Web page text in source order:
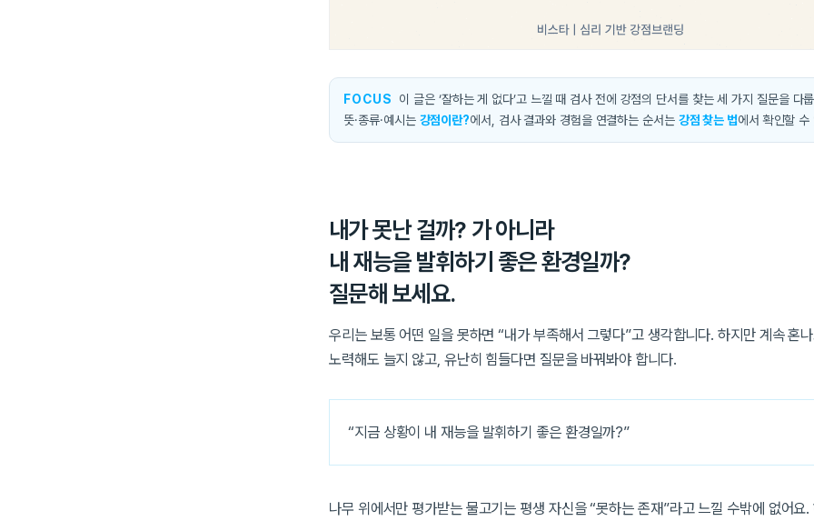
FOCUS 이 글은 ‘잘하는 게 없다’고 느낄 때 검사 전에 강점의 단서를 찾는 세 가지 질문을 다
뜻·종류·예시는 강점이란?에서, 검사 결과와 경험을 연결하는 순서는 강점 찾는 법에서 확인할 수
내가 못난 걸까? 가 아니라
내 재능을 발휘하기 좋은 환경일까?
질문해 보세요.
우리는 보통 어떤 일을 못하면 “내가 부족해서 그렇다”고 생각합니다. 하지만 계속 혼
노력해도 늘지 않고, 유난히 힘들다면 질문을 바꿔봐야 합니다.
“지금 상황이 내 재능을 발휘하기 좋은 환경일까?”
나무 위에서만 평가받는 물고기는 평생 자신을 “못하는 존재”라고 느낄 수밖에 없어요.